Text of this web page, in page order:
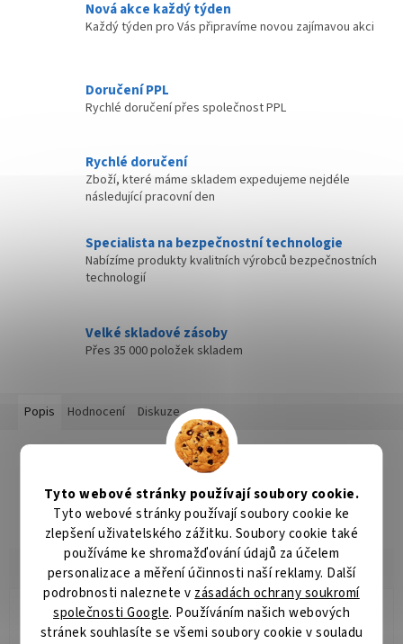
Tyto webové stránky používají soubory cookie.
Tyto webové stránky používají soubory cookie ke
zlepšení uživatelského zážitku. Soubory cookie také
používáme ke shromažďování údajů za účelem
personalizace a měření účinnosti naší reklamy. Další
podrobnosti naleznete v zásadách ochrany soukromí
společnosti Google. Používáním našich webových
stránek souhlasíte se všemi soubory cookie v souladu
Nová akce každý týden
Každý týden pro Vás připravíme novou zajímavou akci
Doručení PPL
Rychlé doručení přes společnost PPL
Rychlé doručení
Zboží, které máme skladem expedujeme nejdéle
následující pracovní den
Specialista na bezpečnostní technologie
Nabízíme produkty kvalitních výrobců bezpečnostních
technologií
Velké skladové zásoby
Přes 35 000 položek skladem
Popis Hodnocení Diskuze
Detailní popis produktu
Popis produktu není dostupný
JK Jana Koukalová